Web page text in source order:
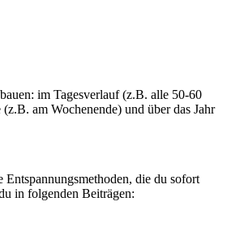
im Tagesverlauf (z.B. alle 50-60
am Wochenende) und über das Jahr
Entspannungsmethoden, die du sofort
in folgenden Beiträgen: